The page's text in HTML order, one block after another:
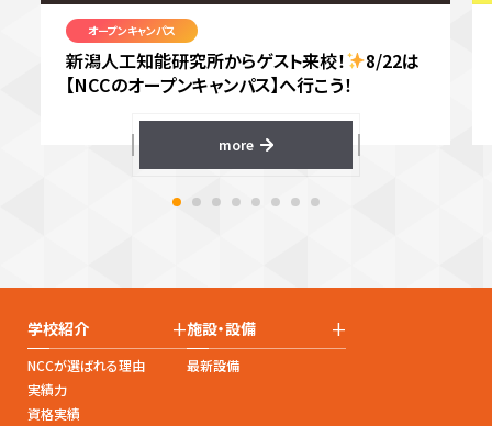
オープンキャンパス
新潟人工知能研究所からゲスト来校！
8/22は
【NCCのオープンキャンパス】へ行こう！
more
学校紹介 +
NCCが選ばれる理由
実績力
資格実績
施設・設備 +
最新設備